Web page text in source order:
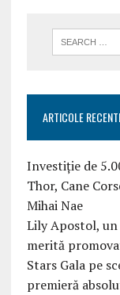
ARTICOLE
Investiție de
Thor, Cane
Mihai Nae
Lily Apostol,
merită
Stars Gala pe
premieră